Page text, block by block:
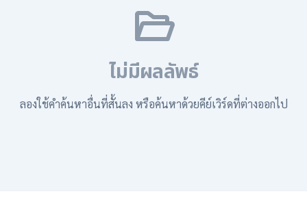
ไม่มีผลลัพธ์
ลองใช้คำค้นหาอื่นที่สั้นลง หรือค้นหาด้วยคีย์เวิร์ดที่ต่างออกไป